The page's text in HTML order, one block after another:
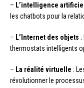
– L’intelligence
les chatbots pour la
– L’Internet des objets :
thermostats intelligents
– La réalité virtuelle :
révolutionner le